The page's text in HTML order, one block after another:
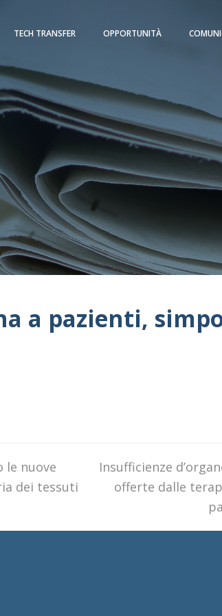
TECH TRANSFER OPPORTUNITÀ
a pazienti,
le nuove
dei tessuti
next
post:
Insufficienze
offerte dalle